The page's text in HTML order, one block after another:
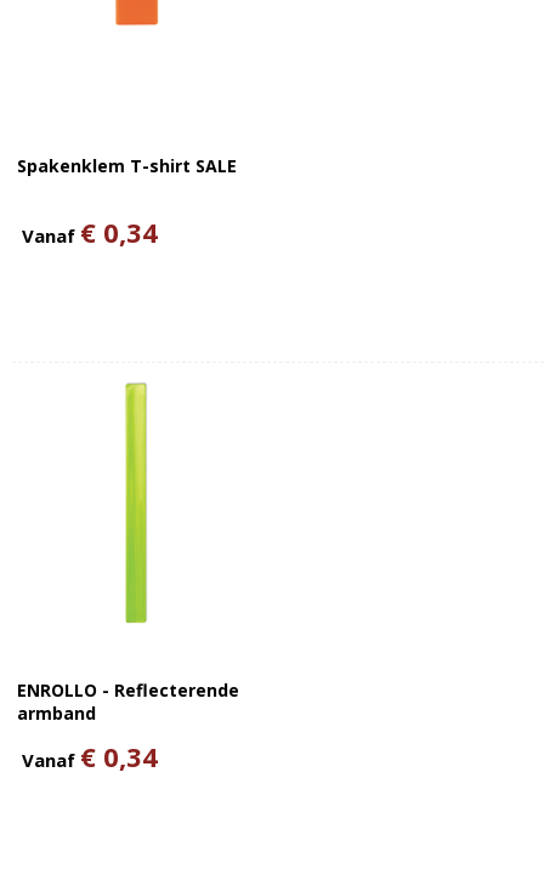
Spakenklem T-shirt SALE
Vanaf € 0,34
ENROLLO - Reflecterende
armband
Vanaf € 0,34